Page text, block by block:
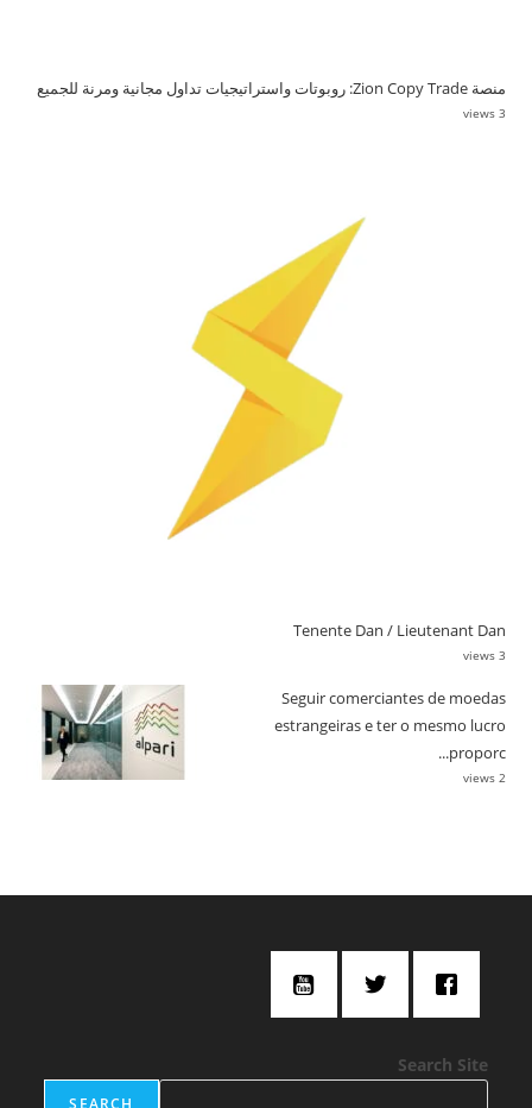
منصة Zion Copy Trade: روبوتات واستراتيجيات تداول مجانية ومرنة للجميع
3 views
Tenente Dan / Lieutenant Dan
3 views
Seguir comerciantes de moedas
estrangeiras e ter o mesmo lucro
proporc...
2 views
Search Site